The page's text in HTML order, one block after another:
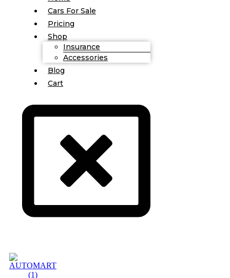
Cars For Sale
Pricing
Shop
Insurance
Accessories
Blog
Cart